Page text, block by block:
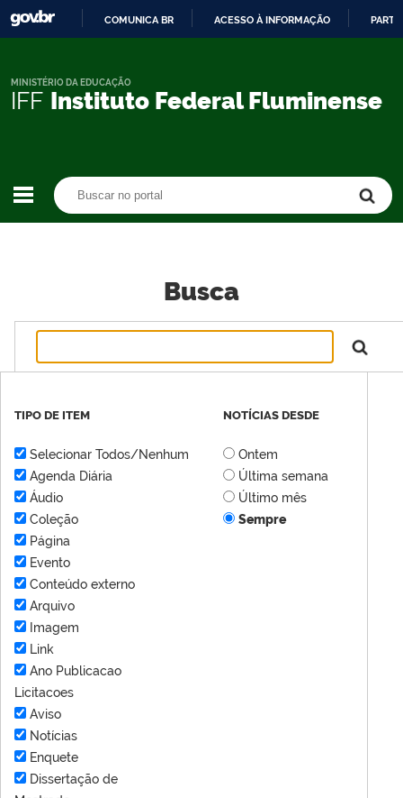
CONTEÚDO
COMUNICA BR ACESSO À INFORMAÇÃO
IFF Instituto Federal Fluminense
MINISTÉRIO DA EDUCAÇÃO
Busca
TIPO DE ITEM
Selecionar Todos/Nenhum
Agenda Diária
Áudio
Coleção
Página
Evento
Conteúdo externo
Arquivo
Imagem
Link
Ano Publicacao
Licitacoes
Aviso
Notícias
Enquete
Dissertação de
NOTÍCIAS DESDE
Ontem
Última semana
Último mês
Sempre